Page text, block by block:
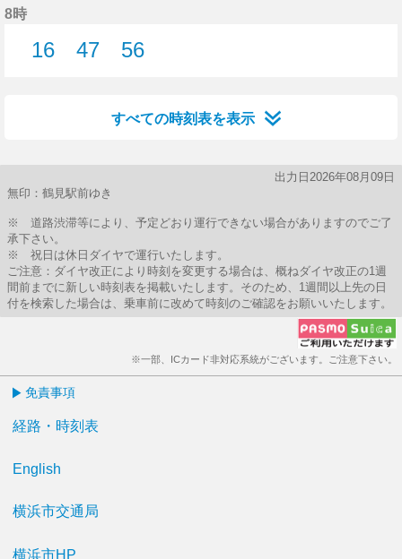
8時
16
47
56
すべての時刻表を表示
出力日2026年08月09日
無印：鶴見駅前ゆき
※ 道路渋滞等により、予定どおり運行できない場合がありますのでご了
承下さい。
※ 祝日は休日ダイヤで運行いたします。
ご注意：ダイヤ改正により時刻を変更する場合は、概ねダイヤ改正の1週
間前までに新しい時刻表を掲載いたします。そのため、1週間以上先の日
付を検索した場合は、乗車前に改めて時刻のご確認をお願いいたします。
※一部、ICカード非対応系統がございます。ご注意下さい。
免責事項
経路・時刻表
English
横浜市交通局
横浜市HP